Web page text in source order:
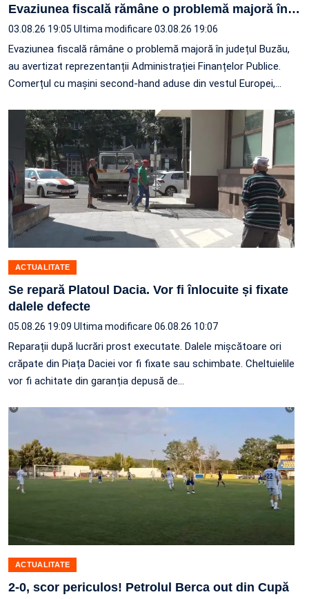
Evaziunea fiscală rămâne o problemă majoră în…
03.08.26 19:05 Ultima modificare 03.08.26 19:06
Evaziunea fiscală râmâne o problemă majoră în județul Buzău,
au avertizat reprezentanții Administrației Finanțelor Publice.
Comerțul cu mașini second-hand aduse din vestul Europei,…
ACTUALITATE
Se repară Platoul Dacia. Vor fi înlocuite și fixate
dalele defecte
05.08.26 19:09 Ultima modificare 06.08.26 10:07
Reparații după lucrări prost executate. Dalele mișcătoare ori
crăpate din Piața Daciei vor fi fixate sau schimbate. Cheltuielile
vor fi achitate din garanția depusă de…
ACTUALITATE
2-0, scor periculos! Petrolul Berca out din Cupă